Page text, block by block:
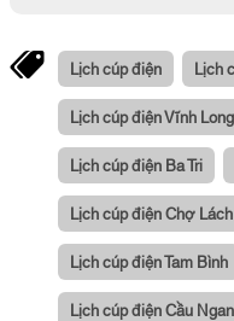
Lịch cúp điện Lịch
Lịch cúp điện Vĩnh Long
Lịch cúp điện Ba Tri
Lịch cúp điện Chợ Lách
Lịch cúp điện Tam Bình
Lịch cúp điện Cầu